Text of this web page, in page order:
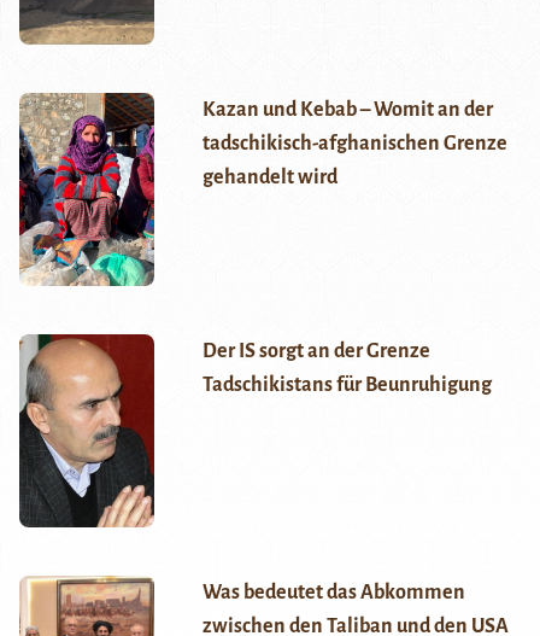
Kazan und Kebab – Womit an der
tadschikisch-afghanischen Grenze
gehandelt wird
Der IS sorgt an der Grenze
Tadschikistans für Beunruhigung
Was bedeutet das Abkommen
zwischen den Taliban und den USA